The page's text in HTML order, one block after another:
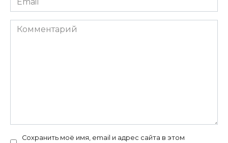
*
Комментарий
Сохранить моё имя, email и адрес сайта в этом